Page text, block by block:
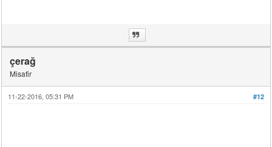
çerağ
Misafir
#12
11-22-2016, 05:31 PM